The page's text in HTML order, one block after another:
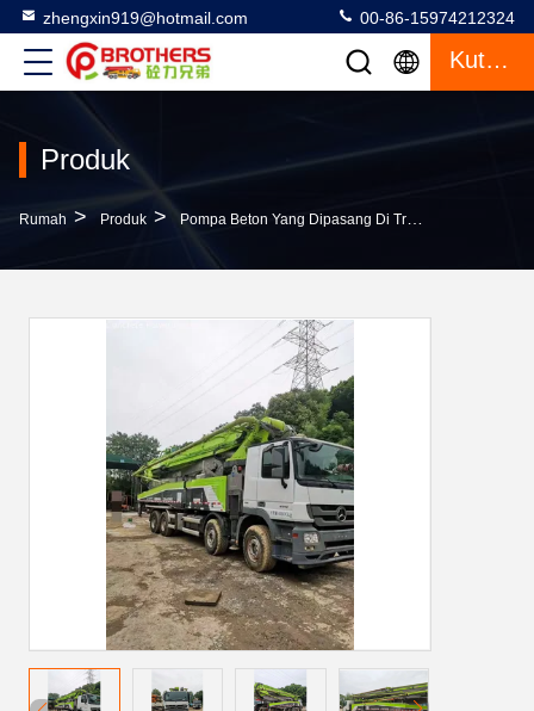
zhengxin919@hotmail.com 00-86-15974212324
Kutipan
Produk
Rumah > Produk > Pompa Beton Yang Dipasang Di Truk